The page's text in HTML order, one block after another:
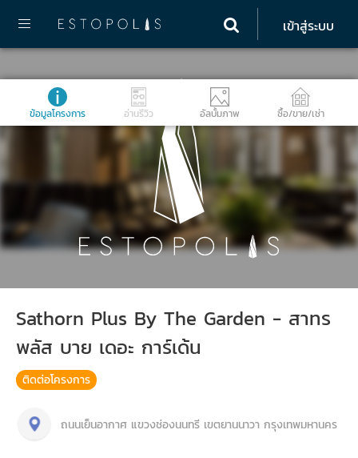
เข้าสู่ระบบ
ข้อมูลโครงการ อ่านรีวิว อัลบั้มภาพ ซื้อ/ขาย/เช่า
Sathorn Plus By The Garden - สาทร
พลัส บาย เดอะ การ์เด้น
ติดต่อโครงการ
ถนนเย็นอากาศ แขวงช่องนนทรี เขตยานนาวา กรุงเทพมหานคร